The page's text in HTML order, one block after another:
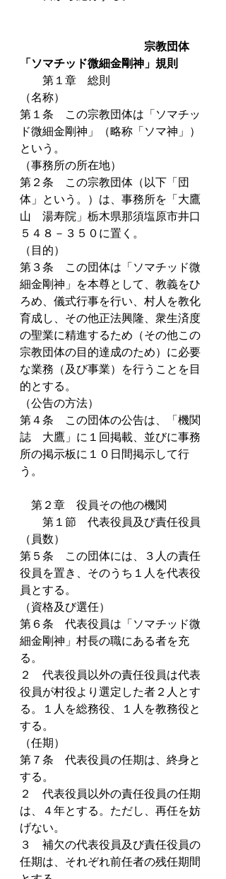
宗教団体
「ソマチッド微細金剛神」規則
第１章　総則
（名称）
第１条　この宗教団体は「ソマチッ
ド微細金剛神」（略称「ソマ神」）
という。
（事務所の所在地）
第２条　この宗教団体（以下「団
体」という。）は、事務所を「大鷹
山　湯寿院」栃木県那須塩原市井口
５４８－３５０に置く。
（目的）
第３条　この団体は「ソマチッド微
細金剛神」を本尊として、教義をひ
ろめ、儀式行事を行い、村人を教化
育成し、その他正法興隆、衆生済度
の聖業に精進するため（その他この
宗教団体の目的達成のため）に必要
な業務（及び事業）を行うことを目
的とする。
（公告の方法）
第４条　この団体の公告は、「機関
誌　大鷹」に１回掲載、並びに事務
所の掲示板に１０日間掲示して行
う。
第２章　役員その他の機関
第１節　代表役員及び責任役員
（員数）
第５条　この団体には、３人の責任
役員を置き、そのうち１人を代表役
員とする。
（資格及び選任）
第６条　代表役員は「ソマチッド微
細金剛神」村長の職にある者を充
る。
２　代表役員以外の責任役員は代表
役員が村役より選定した者２人とす
る。１人を総務役、１人を教務役と
する。
（任期）
第７条　代表役員の任期は、終身と
する。
２　代表役員以外の責任役員の任期
は、４年とする。ただし、再任を妨
げない。
３　補欠の代表役員及び責任役員の
任期は、それぞれ前任者の残任期間